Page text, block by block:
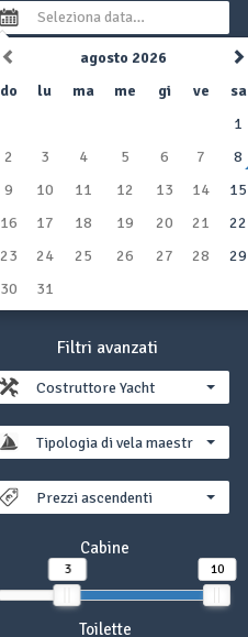
agosto 2026
do
lu ma me gi ve
sa
1
2
3 4 5 6 7
8
9
10 11 12 13 14
15
16
17 18 19 20 21
22
23
24 25 26 27 28
29
30
31
CERCA YACHT
Includi le barche attualmente in
pre-prenotazione (opzione)
NO
Filtri avanzati
Costruttore Yacht
Tipologia di vela maestra
Prezzi ascendenti
Cabine
3 10
Toilette